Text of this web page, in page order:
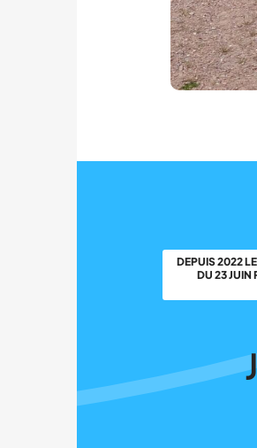
DEPUIS 2022
DU 23 JUIN